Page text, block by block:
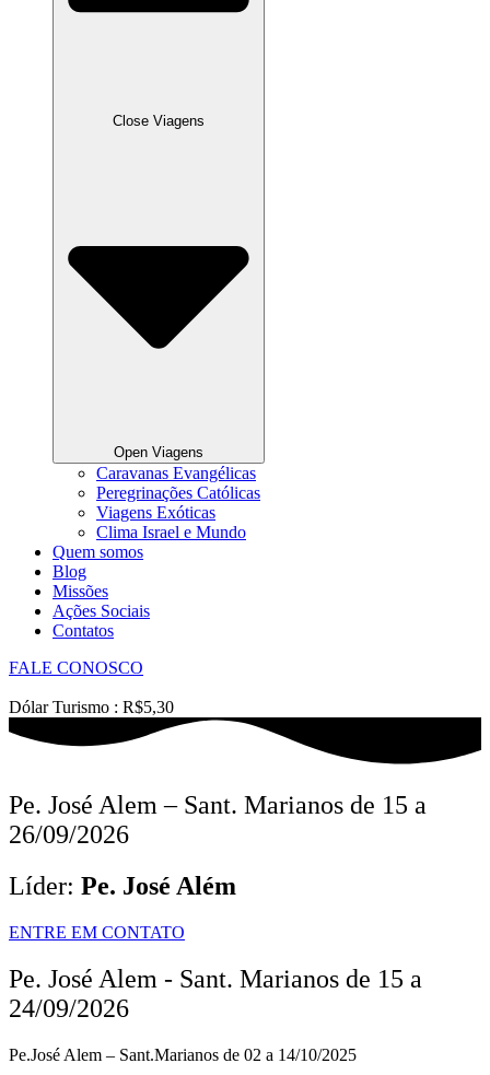
Close Viagens
Open Viagens
Caravanas Evangélicas
Peregrinações Católicas
Viagens Exóticas
Clima Israel e Mundo
Quem somos
Blog
Missões
Ações Sociais
Contatos
FALE CONOSCO
Dólar Turismo : R$5,30
Pe. José Alem – Sant. Marianos de 15 a
26/09/2026
Líder: Pe. José Além
ENTRE EM CONTATO
Pe. José Alem - Sant. Marianos de 15 a
24/09/2026
Pe.José Alem – Sant.Marianos de 02 a 14/10/2025